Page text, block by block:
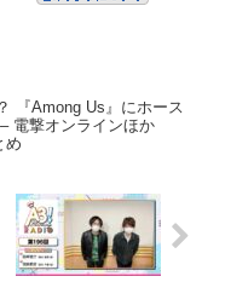
『Among Us』にホース
電撃オンラインほか
め